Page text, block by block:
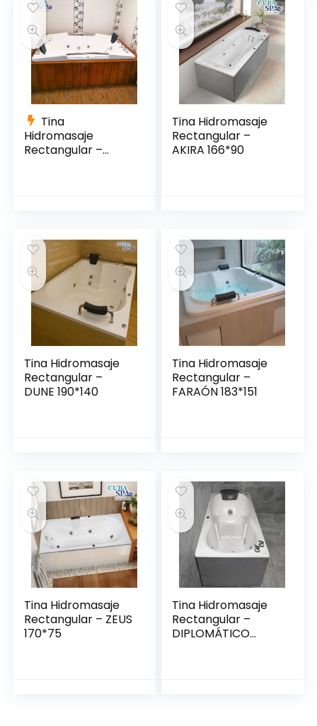
Tina
Hidromasaje
Rectangular –
Tina Hidromasaje
Rectangular –
AKIRA 166*90
Tina Hidromasaje
Rectangular –
DUNE 190*140
Tina Hidromasaje
Rectangular –
FARAÓN 183*151
Tina Hidromasaje
Rectangular – ZEUS
170*75
Tina Hidromasaje
Rectangular –
DIPLOMÁTICO